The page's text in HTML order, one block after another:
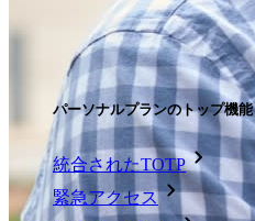
価格設定
ダウンロード
ツール＆機能
パーソナルプランのトップ機能
統合されたTOTP
緊急アクセス